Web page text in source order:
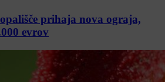
prihaja nova ograja,
evrov